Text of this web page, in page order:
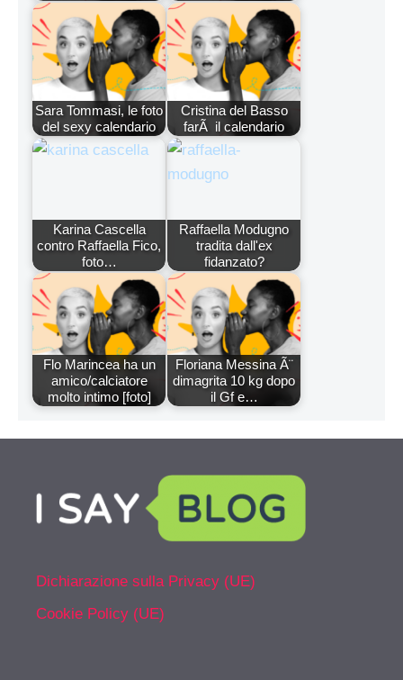
Sara Tommasi, le foto
del sexy calendario
Cristina del Basso
farÃ il calendario
Karina Cascella
contro Raffaella Fico,
foto…
Raffaella Modugno
tradita dall'ex
fidanzato?
Flo Marincea ha un
amico/calciatore
molto intimo [foto]
Floriana Messina Ã¨
dimagrita 10 kg dopo
il Gf e…
Dichiarazione sulla Privacy (UE)
Cookie Policy (UE)